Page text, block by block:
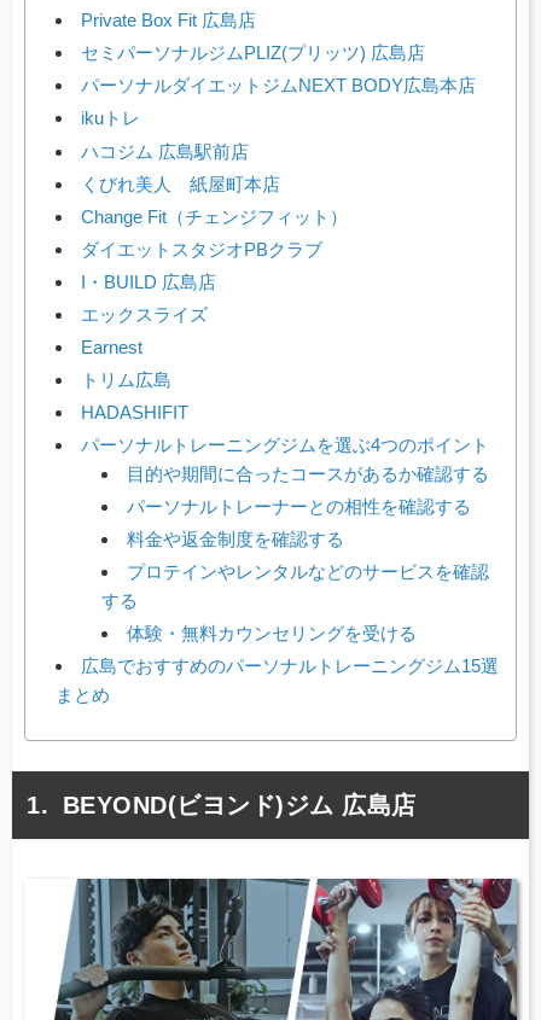
Private Box Fit 広島店
セミパーソナルジムPLIZ(プリッツ) 広島店
パーソナルダイエットジムNEXT BODY広島本店
ikuトレ
ハコジム 広島駅前店
くびれ美人 紙屋町本店
Change Fit（チェンジフィット）
ダイエットスタジオPBクラブ
I・BUILD 広島店
エックスライズ
Earnest
トリム広島
HADASHIFIT
パーソナルトレーニングジムを選ぶ4つのポイント
目的や期間に合ったコースがあるか確認する
パーソナルトレーナーとの相性を確認する
料金や返金制度を確認する
プロテインやレンタルなどのサービスを確認
する
体験・無料カウンセリングを受ける
広島でおすすめのパーソナルトレーニングジム15選
まとめ
BEYOND(ビヨンド)ジム 広島店